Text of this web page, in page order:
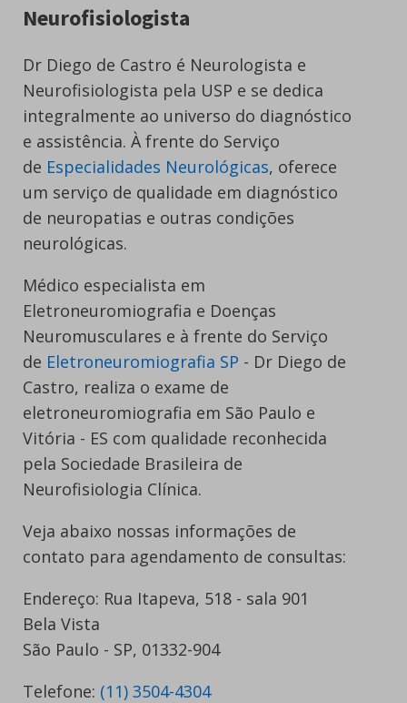
Neurofisiologista
Dr Diego de Castro é Neurologista e
Neurofisiologista pela USP e se dedica
integralmente ao universo do diagnóstico
e assistência. À frente do Serviço
de Especialidades Neurológicas, oferece
um serviço de qualidade em diagnóstico
de neuropatias e outras condições
neurológicas.
Médico especialista em
Eletroneuromiografia e Doenças
Neuromusculares e à frente do Serviço
de Eletroneuromiografia SP - Dr Diego de
Castro, realiza o exame de
eletroneuromiografia em São Paulo e
Vitória - ES com qualidade reconhecida
pela Sociedade Brasileira de
Neurofisiologia Clínica.
Veja abaixo nossas informações de
contato para agendamento de consultas:
Endereço: Rua Itapeva, 518 - sala 901
Bela Vista
São Paulo - SP, 01332-904
Telefone: (11) 3504-4304